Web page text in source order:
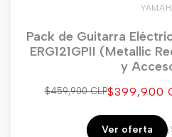
Pack de Guitarra
ERG121GPII (Metallic
y
Precio
$459,900 CLPPrecio
venta
$399,900
Ver oferta